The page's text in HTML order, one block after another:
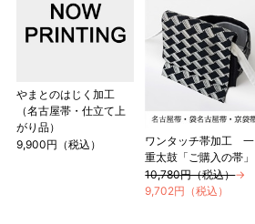
やまとのはじく加工
（名古屋帯・仕立て上
がり品）
9,900円（税込）
ワンタッチ帯加工 一
重太鼓「ご購入の帯」
10,780円（税込）→
9,702円（税込）